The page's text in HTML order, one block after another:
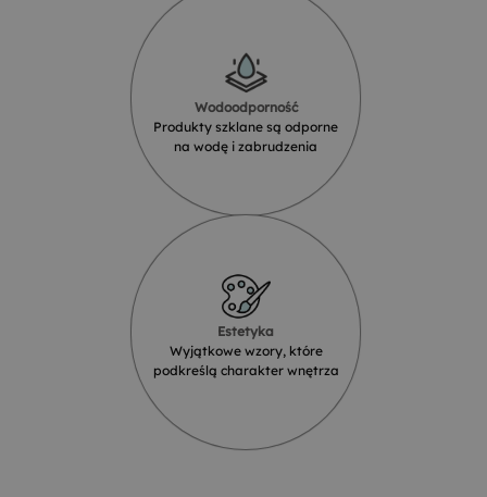
Wodoodporność
Produkty szklane są odporne
na wodę i zabrudzenia
Estetyka
Wyjątkowe wzory, które
podkreślą charakter wnętrza